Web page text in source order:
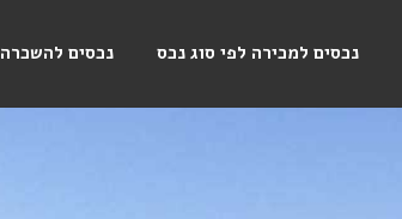
נכסים למכירה לפי סוג נכס נכסים להשכרה